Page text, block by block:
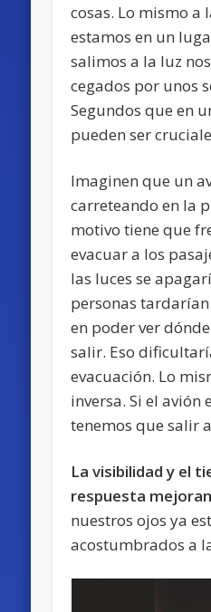
cosas. Lo mismo a
estamos en un
salimos a la luz
cegados por unos
Segundos que en
pueden ser
Imaginen que un
carreteando en la
motivo tiene que
evacuar a los
las luces se
personas
en poder ver
salir. Eso
evacuación. Lo
inversa. Si el avión
tenemos que salir
La visibilidad y el
respuesta
nuestros ojos ya
acostumbrados a